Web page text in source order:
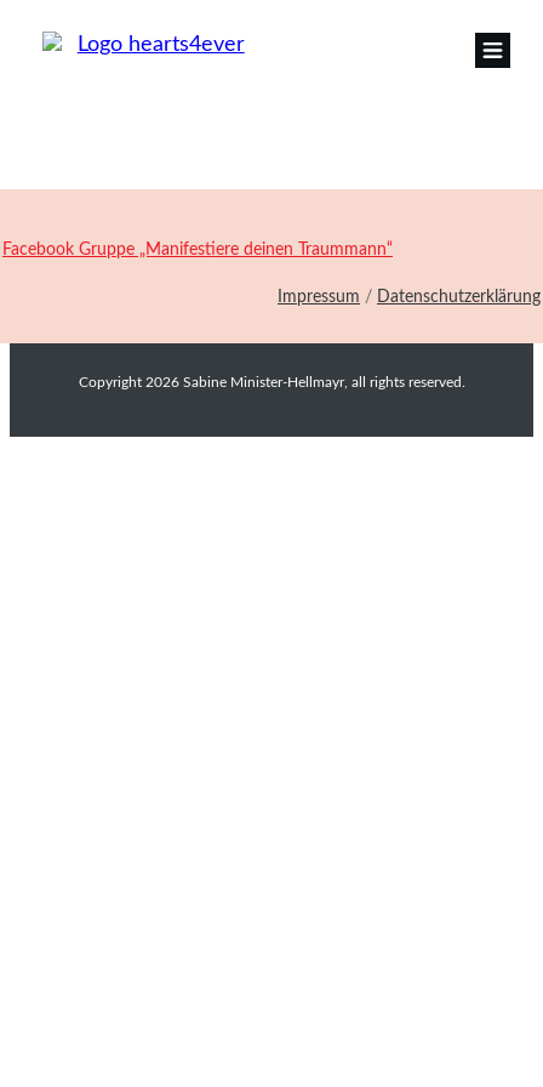
Facebook Gruppe „Manifestiere deinen Traummann“
Impressum / Datenschutzerklärung
Copyright 2026 Sabine Minister-Hellmayr, all rights reserved.